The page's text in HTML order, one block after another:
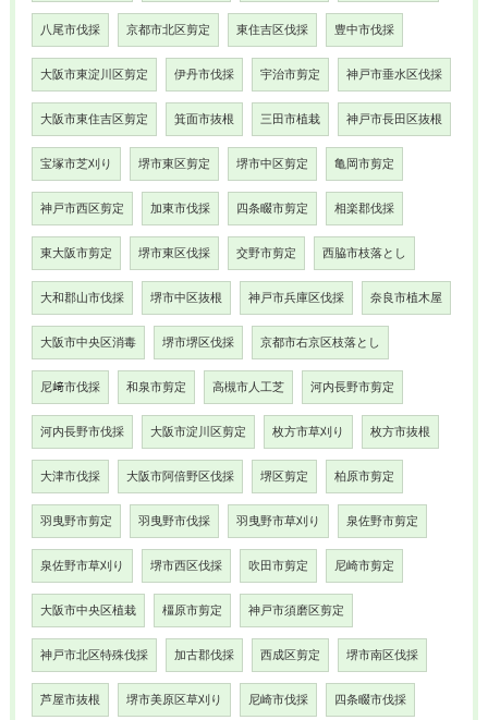
八尾市伐採 京都市北区剪定 東住吉区伐採 豊中市伐採
大阪市東淀川区剪定 伊丹市伐採 宇治市剪定 神戸市垂水区伐採
大阪市東住吉区剪定 箕面市抜根 三田市植栽 神戸市長田区抜根
宝塚市芝刈り 堺市東区剪定 堺市中区剪定 亀岡市剪定
神戸市西区剪定 加東市伐採 四条畷市剪定 相楽郡伐採
東大阪市剪定 堺市東区伐採 交野市剪定 西脇市枝落とし
大和郡山市伐採 堺市中区抜根 神戸市兵庫区伐採 奈良市植木屋
大阪市中央区消毒 堺市堺区伐採 京都市右京区枝落とし
尼﨑市伐採 和泉市剪定 高槻市人工芝 河内長野市剪定
河内長野市伐採 大阪市淀川区剪定 枚方市草刈り 枚方市抜根
大津市伐採 大阪市阿倍野区伐採 堺区剪定 柏原市剪定
羽曳野市剪定 羽曳野市伐採 羽曳野市草刈り 泉佐野市剪定
泉佐野市草刈り 堺市西区伐採 吹田市剪定 尼崎市剪定
大阪市中央区植栽 橿原市剪定 神戸市須磨区剪定
神戸市北区特殊伐採 加古郡伐採 西成区剪定 堺市南区伐採
芦屋市抜根 堺市美原区草刈り 尼崎市伐採 四条畷市伐採